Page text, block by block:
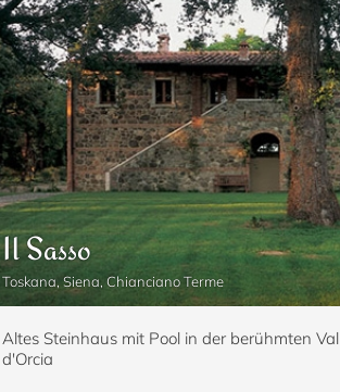
Il Sasso
Toskana, Siena, Chianciano Terme
Altes Steinhaus mit Pool in der berühmten Val
d'Orcia